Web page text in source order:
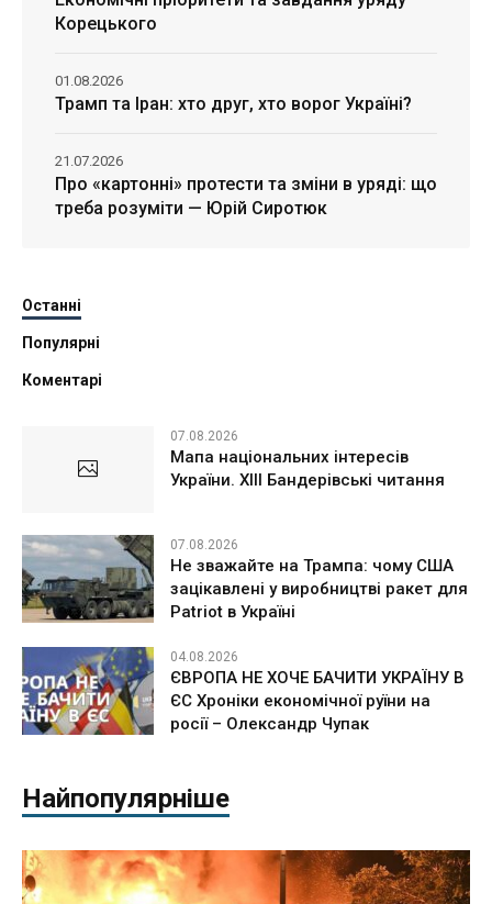
Корецького
Трамп та Іран: хто друг, хто ворог Україні?
01.08.2026
Про «картонні» протести та зміни в уряді: що
треба розуміти — Юрій Сиротюк
21.07.2026
Останні
Популярні
Коментарі
07.08.2026
Мапа національних інтересів
України. ХІІІ Бандерівські читання
07.08.2026
Не зважайте на Трампа: чому США
зацікавлені у виробництві ракет для
Patriot в Україні
04.08.2026
ЄВРОПА НЕ ХОЧЕ БАЧИТИ УКРАЇНУ В
ЄС Хроніки економічної руїни на
росії – Олександр Чупак
Найпопулярніше